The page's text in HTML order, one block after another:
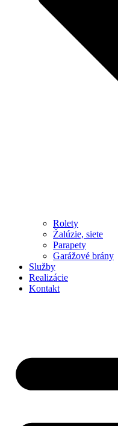
Rolety
Žalúzie, siete
Parapety
Garážové brány
Služby
Realizácie
Kontakt